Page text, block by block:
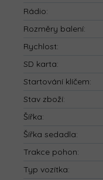
Rádio:
Rozměry balení:
Rychlost:
SD karta:
Startování klíčem:
Stav zboží:
Šířka:
Šířka sedadla:
Trakce pohon:
Typ vozítka: